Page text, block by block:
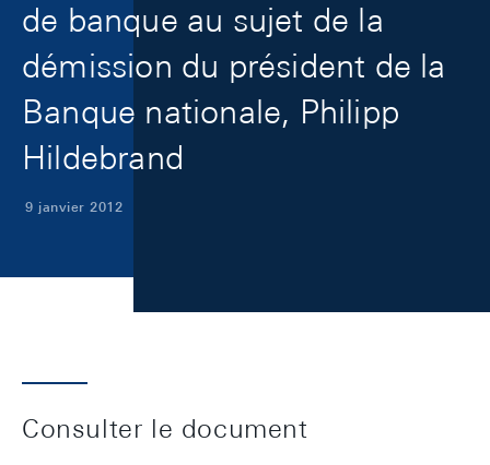
de banque au sujet de la
démission du président de la
Banque nationale, Philipp
Hildebrand
9 janvier 2012
Consulter le document